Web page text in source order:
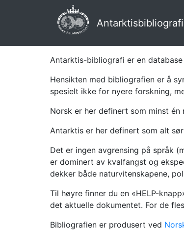
Antarktisbibliografi
Antarktis-bibliografi er en
Hensikten med bibliografien er å
spesielt ikke for nyere forskning,
Norsk er her definert som minst
Antarktis er her definert som alt
Det er ingen avgrensing på språk
er dominert av kvalfangst og
dekker både naturvitenskapene,
Til høyre finner du en «HELP-
det aktuelle dokumentet. For de
Bibliografien er produsert ved